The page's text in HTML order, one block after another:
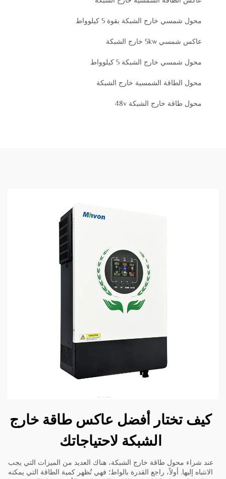
محول شمسي خارج الشبكة بقوة 5 كيلوواط
عاكس شمسي 5kw خارج الشبكة
محول شمسي خارج الشبكة 5 كيلوواط
محول الطاقة الشمسية خارج الشبكة
محول طاقة خارج الشبكة 48v
كيف تختار أفضل عاكس طاقة خارج
الشبكة لاحتياجاتك
عند شراء محول طاقة خارج الشبكة، هناك العديد من الميزات التي يجب
الانتباه إليها. أولاً، راجع القدرة بالواط؛ فهي تُظهر كمية الطاقة التي يمكنه